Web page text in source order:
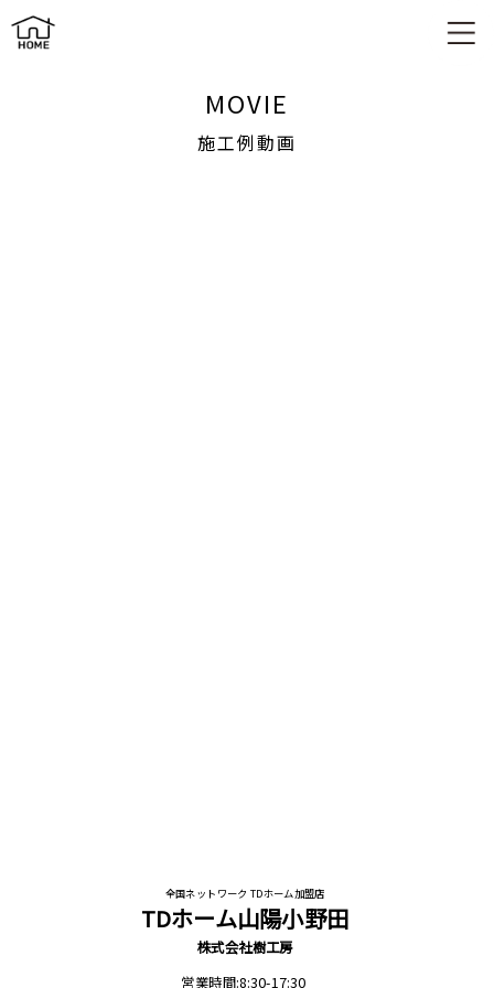
施工例動画
MOVIE
施工例動画
全国ネットワーク TDホーム加盟店
TDホーム山陽小野田
株式会社樹工房
営業時間:8:30-17:30